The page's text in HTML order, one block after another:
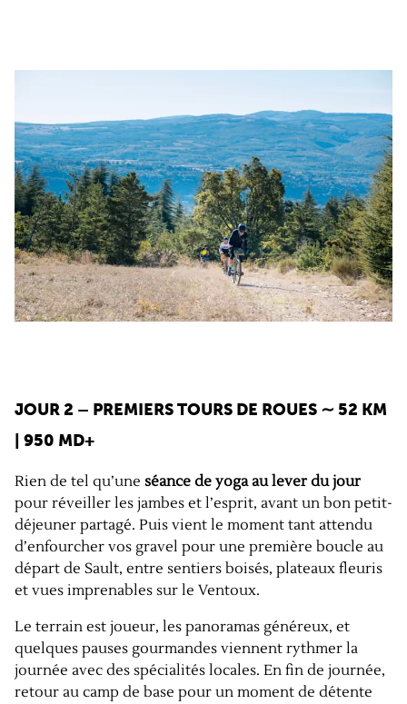
JOUR 2 – PREMIERS TOURS DE ROUES ∼ 52 KM
| 950 MD+
Rien de tel qu’une séance de yoga au lever du jour
pour réveiller les jambes et l’esprit, avant un bon petit-
déjeuner partagé. Puis vient le moment tant attendu
d’enfourcher vos gravel pour une première boucle au
départ de Sault, entre sentiers boisés, plateaux fleuris
et vues imprenables sur le Ventoux.
Le terrain est joueur, les panoramas généreux, et
quelques pauses gourmandes viennent rythmer la
journée avec des spécialités locales. En fin de journée,
retour au camp de base pour un moment de détente